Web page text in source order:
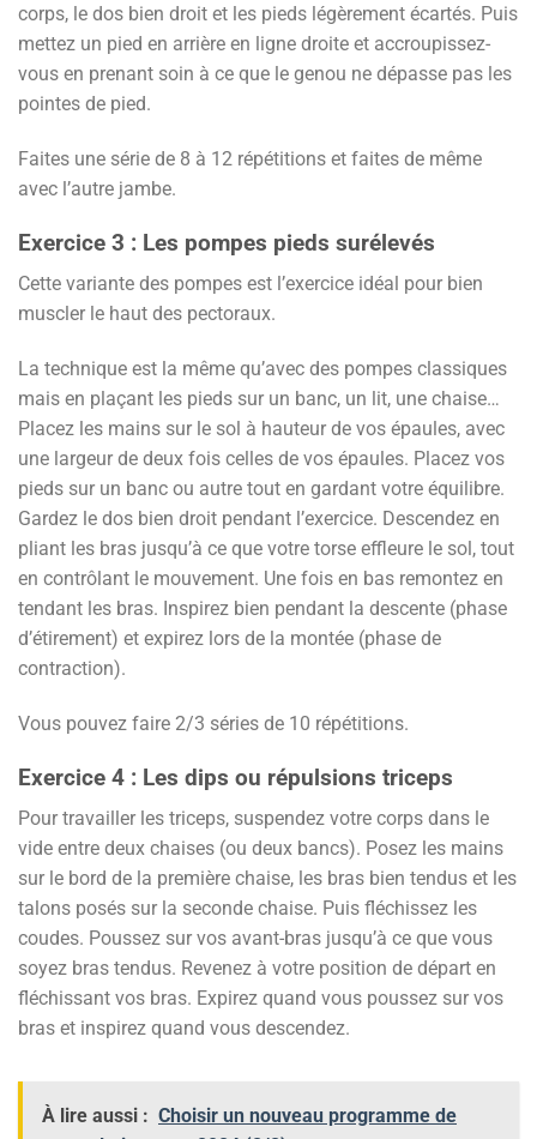
corps, le dos bien droit et les pieds légèrement écartés. Puis
mettez un pied en arrière en ligne droite et accroupissez-
vous en prenant soin à ce que le genou ne dépasse pas les
pointes de pied.
Faites une série de 8 à 12 répétitions et faites de même
avec l’autre jambe.
Exercice 3 : Les pompes pieds surélevés
Cette variante des pompes est l’exercice idéal pour bien
muscler le haut des pectoraux.
La technique est la même qu’avec des pompes classiques
mais en plaçant les pieds sur un banc, un lit, une chaise…
Placez les mains sur le sol à hauteur de vos épaules, avec
une largeur de deux fois celles de vos épaules. Placez vos
pieds sur un banc ou autre tout en gardant votre équilibre.
Gardez le dos bien droit pendant l’exercice. Descendez en
pliant les bras jusqu’à ce que votre torse effleure le sol, tout
en contrôlant le mouvement. Une fois en bas remontez en
tendant les bras. Inspirez bien pendant la descente (phase
d’étirement) et expirez lors de la montée (phase de
contraction).
Vous pouvez faire 2/3 séries de 10 répétitions.
Exercice 4 : Les dips ou répulsions triceps
Pour travailler les triceps, suspendez votre corps dans le
vide entre deux chaises (ou deux bancs). Posez les mains
sur le bord de la première chaise, les bras bien tendus et les
talons posés sur la seconde chaise. Puis fléchissez les
coudes. Poussez sur vos avant-bras jusqu’à ce que vous
soyez bras tendus. Revenez à votre position de départ en
fléchissant vos bras. Expirez quand vous poussez sur vos
bras et inspirez quand vous descendez.
À lire aussi : Choisir un nouveau programme de